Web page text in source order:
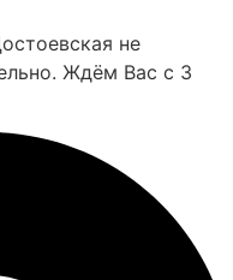
не
Ждём Вас с 3